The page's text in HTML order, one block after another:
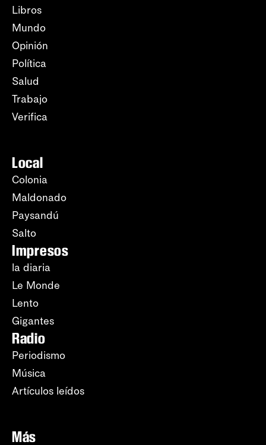
Libros
Mundo
Opinión
Política
Salud
Trabajo
Verifica
Local
Colonia
Maldonado
Paysandú
Salto
Impresos
la diaria
Le Monde
Lento
Gigantes
Radio
Periodismo
Música
Artículos leídos
Más